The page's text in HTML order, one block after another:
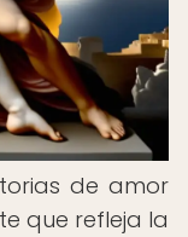
de amor
que refleja la